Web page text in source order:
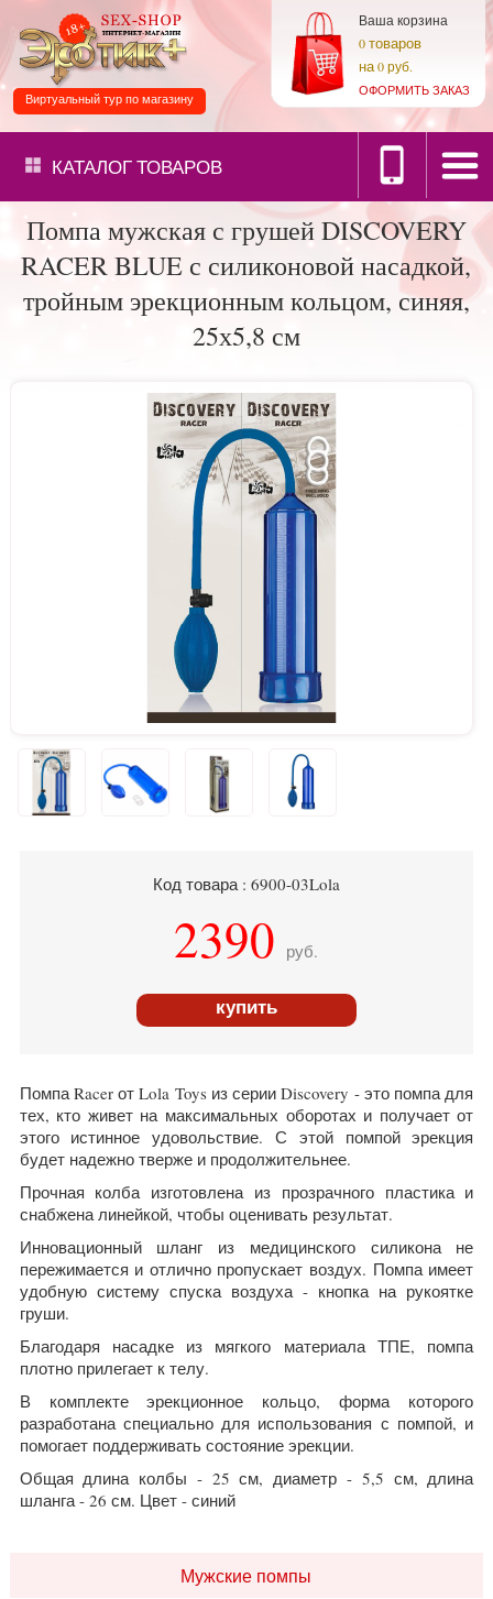
Ваша корзина
0товаров
на0 руб.
ОФОРМИТЬ ЗАКАЗ
Виртуальный тур по магазину
КАТАЛОГТОВАРОВ
Помпа мужская с грушей DISCOVERY
RACER BLUE с силиконовой насадкой,
тройным эрекционным кольцом, синяя,
25х5,8 см
Код товара : 6900-03Lola
2390 руб.
купить
Помпа Racer от Lola Toys из серии Discovery - это помпа для
тех, кто живет на максимальных оборотах и получает от
этого истинное удовольствие. С этой помпой эрекция
будет надежно тверже и продолжительнее.
Прочная колба изготовлена из прозрачного пластика и
снабжена линейкой, чтобы оценивать результат.
Инновационный шланг из медицинского силикона не
пережимается и отлично пропускает воздух. Помпа имеет
удобную систему спуска воздуха - кнопка на рукоятке
груши.
Благодаря насадке из мягкого материала ТПЕ, помпа
плотно прилегает к телу.
В комплекте эрекционное кольцо, форма которого
разработана специально для использования с помпой, и
помогает поддерживать состояние эрекции.
Общая длина колбы - 25 см, диаметр - 5,5 см, длина
шланга - 26 см. Цвет - синий
Мужские помпы